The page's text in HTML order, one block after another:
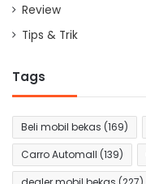
Review
Tips & Trik
Tags
Beli mobil bekas (169)
Carro Automall (139)